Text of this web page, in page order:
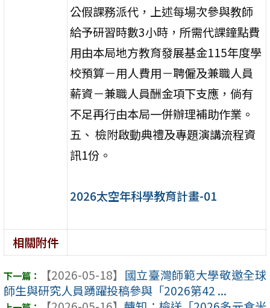
公假課務派代，上述每場次參與教師
給予研習時數3小時，所需代課鐘點費
用由本局地方教育發展基金115年度學
校預算－用人費用－聘僱及兼職人員
薪資－兼職人員酬金項下支應，倘有
不足再行由本局一併辦理補助作業。
五、 檢附啟動典禮及專題演講流程資
訊1份。
2026太空年科學教育計畫-01
相關附件
【2026-05-18】 國立臺灣師範大學敬邀全球
師生與研究人員踴躍投稿參與「2026第42 ...